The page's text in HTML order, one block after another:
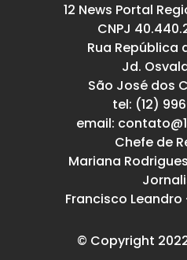
12 News Portal
CNPJ
Rua República
Jd.
São José dos
tel: (12)
email:
Chefe de
Mariana
Francisco Leandro
© Copyright